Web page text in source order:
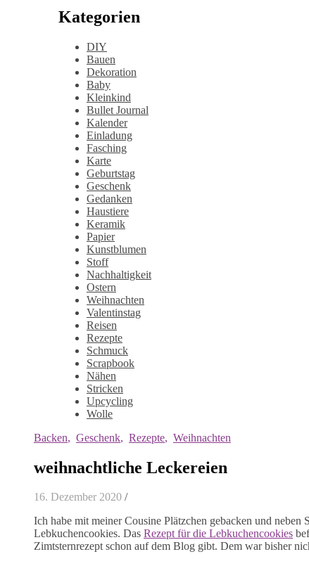
Kategorien
DIY
Bauen
Dekoration
Baby
Kleinkind
Bullet Journal
Kalender
Einladung
Fasching
Karte
Geburtstag
Geschenk
Gedanken
Haustiere
Keramik
Papier
Kunstblumen
Stoff
Nachhaltigkeit
Ostern
Weihnachten
Valentinstag
Reisen
Rezepte
Schmuck
Scrapbook
Nähen
Stricken
Upcycling
Wolle
Backen, Geschenk, Rezepte, Weihnachten
weihnachtliche Leckereien
16. Dezember 2020 /
Ich habe mit meiner Cousine Plätzchen gebacken und neben
Lebkuchencookies. Das Rezept für die Lebkuchencookies
Zimtsternrezept schon auf dem Blog gibt. Dem war bisher